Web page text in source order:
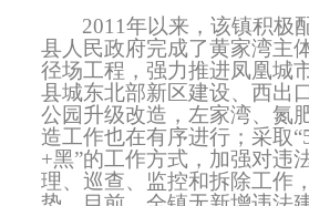
2011年以来，该镇积极
县人民政府完成了黄家湾主
径场工程，强力推进凤凰城
县城东北部新区建设、西出
公园升级改造，左家湾、氮
造工作也在有序进行；采取“
+黑”的工作方式，加强对违
理、巡查、监控和拆除工作